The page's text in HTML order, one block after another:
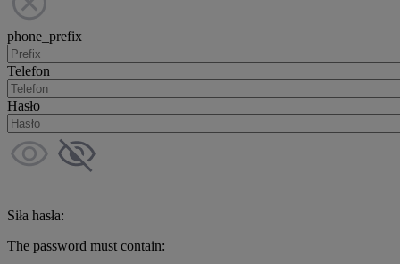
phone_prefix
Telefon
Hasło
Siła hasła:
The password must contain: